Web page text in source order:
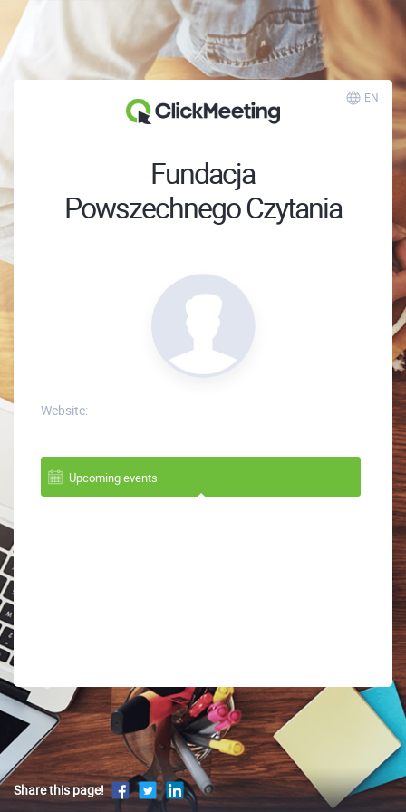
EN
Fundacja
Powszechnego Czytania
Website:
Upcoming events
Share this page!